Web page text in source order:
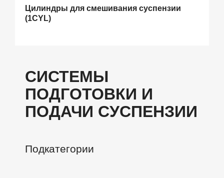
Цилиндры для смешивания суспензии
(1CYL)
СИСТЕМЫ
ПОДГОТОВКИ И
ПОДАЧИ СУСПЕНЗИИ
Подкатегории